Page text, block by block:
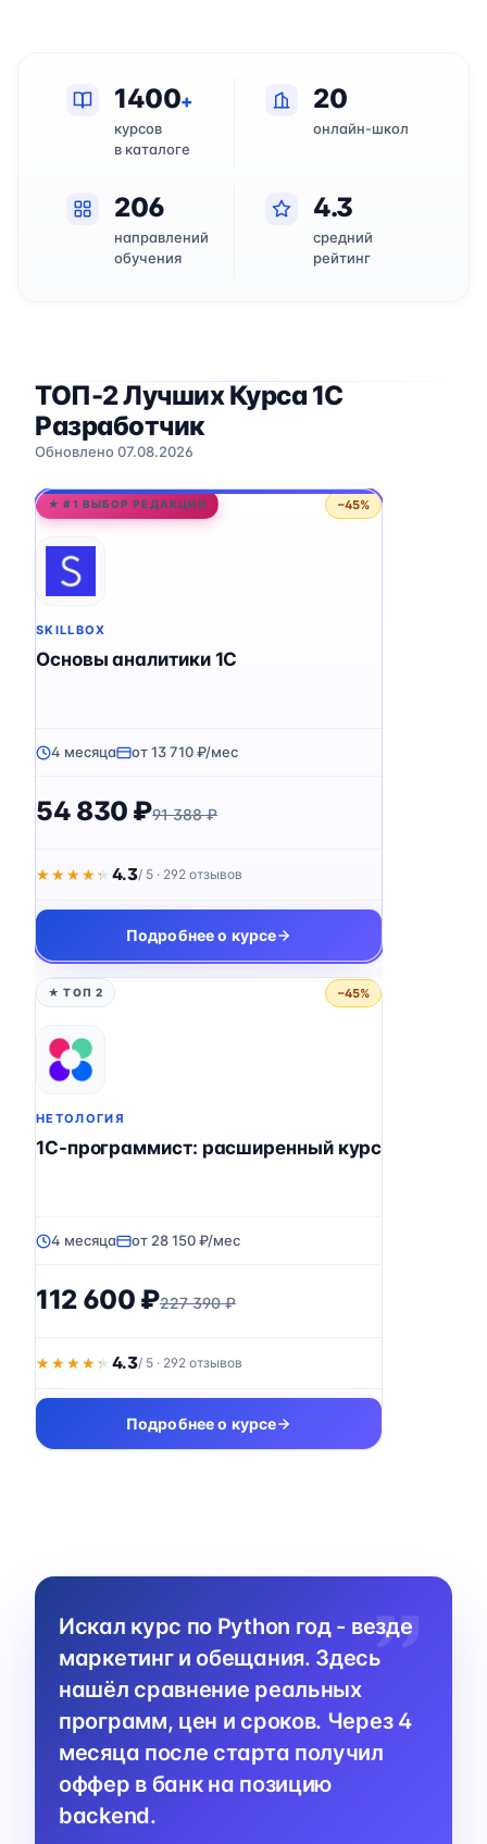
1400+
курсов
в каталоге
20
онлайн-школ
206
направлений
обучения
4.3
средний
рейтинг
ТОП-2 Лучших Курса 1C
Разработчик
Обновлено 07.08.2026
★ #1 ВЫБОР РЕДАКЦИИ −45%
SKILLBOX
Основы аналитики 1C
4 месяца от 13 710 ₽/мес
54 830 ₽91 388 ₽
★★★★★
★★★★★ 4.3/ 5 · 292 отзывов
Подробнее о курсе
★ ТОП 2 −45%
НЕТОЛОГИЯ
1C-программист: расширенный курс
4 месяца от 28 150 ₽/мес
112 600 ₽227 390 ₽
★★★★★
★★★★★ 4.3/ 5 · 292 отзывов
Подробнее о курсе
Искал курс по Python год - везде
маркетинг и обещания. Здесь
нашёл сравнение реальных
программ, цен и сроков. Через 4
месяца после старта получил
оффер в банк на позицию
backend.